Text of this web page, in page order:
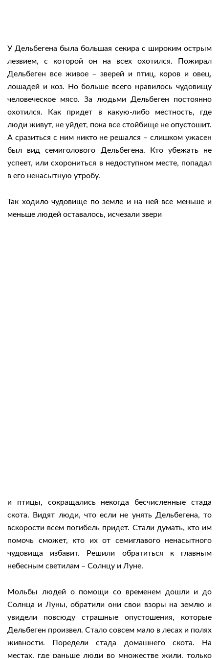
У Дельбегена была большая секира с широким острым
лезвием, с которой он на всех охотился. Пожирал
Дельбеген все живое – зверей и птиц, коров и овец,
лошадей и коз. Но больше всего нравилось чудовищу
человеческое мясо. За людьми Дельбеген постоянно
охотился. Как придет в какую-либо местность, где
люди живут, не уйдет, пока все стойбище не опустошит.
А сразиться с ним никто не решался – слишком ужасен
был вид семиголового Дельбегена. Кто убежать не
успеет, или схорониться в недоступном месте, попадал
в его ненасытную утробу.
Так ходило чудовище по земле и на ней все меньше и
меньше людей оставалось, исчезали звери
и птицы, сокращались некогда бесчисленные стада
скота. Видят люди, что если не унять Дельбегена, то
вскорости всем погибель придет. Стали думать, кто им
помочь сможет, кто их от семиглавого ненасытного
чудовища избавит. Решили обратиться к главным
небесным светилам – Солнцу и Луне.
Мольбы людей о помощи со временем дошли и до
Солнца и Луны, обратили они свои взоры на землю и
увидели повсюду страшные опустошения, которые
Дельбеген произвел. Стало совсем мало в лесах и полях
живности. Поредели стада домашнего скота. На
местах, где раньше люди во множестве жили, только